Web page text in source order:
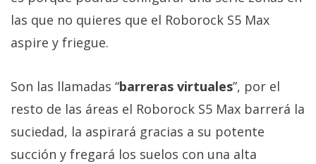
tecnología,
móviles,
ordenadores,
apps,
comparativas,
tutoriales.
El Grupo
Informático
las que no quieres que el Roborock S5 Max
aspire y friegue.
Son las llamadas “barreras virtuales”, por el
resto de las áreas el Roborock S5 Max barrerá la
suciedad, la aspirará gracias a su potente
succión y fregará los suelos con una alta